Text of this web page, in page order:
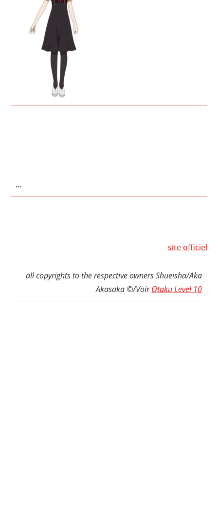
…
site officiel
all copyrights to the respective owners Shueisha/Aka
Akasaka ©/VoirOtaku Level 10